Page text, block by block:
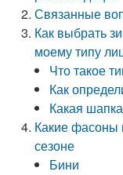
Связанные
Как выбрать
моему типу
Что такое
Как
Какая
Какие фасоны
сезоне
Бини